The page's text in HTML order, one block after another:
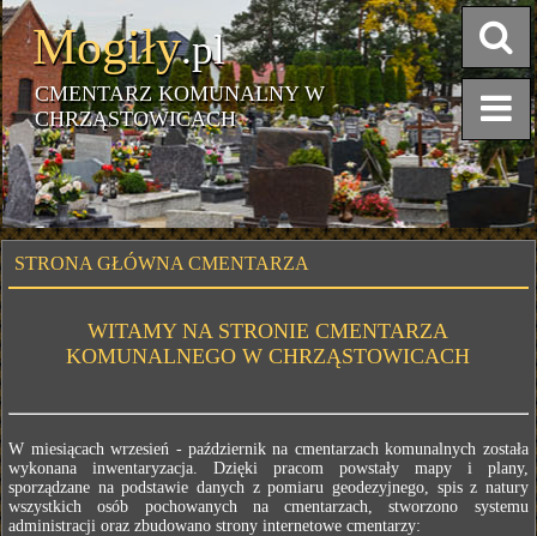
Mogiły.pl
CMENTARZ KOMUNALNY W
CHRZĄSTOWICACH
STRONA GŁÓWNA CMENTARZA
WITAMY NA STRONIE CMENTARZA
KOMUNALNEGO W CHRZĄSTOWICACH
W miesiącach wrzesień - październik na cmentarzach komunalnych została
wykonana inwentaryzacja. Dzięki pracom powstały mapy i plany,
sporządzane na podstawie danych z pomiaru geodezyjnego, spis z natury
wszystkich osób pochowanych na cmentarzach, stworzono systemu
administracji oraz zbudowano strony internetowe cmentarzy: